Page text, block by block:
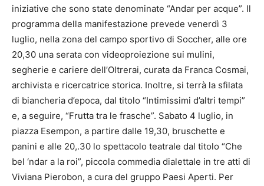
iniziative che sono state denominate “Andar per acque”. Il
programma della manifestazione prevede venerdì 3
luglio, nella zona del campo sportivo di Soccher, alle ore
20,30 una serata con videoproiezione sui mulini,
segherie e cariere dell’Oltrerai, curata da Franca Cosmai,
archivista e ricercatrice storica. Inoltre, si terrà la sfilata
di biancheria d’epoca, dal titolo “Intimissimi d’altri tempi”
e, a seguire, “Frutta tra le frasche”. Sabato 4 luglio, in
piazza Esempon, a partire dalle 19,30, bruschette e
panini e alle 20,.30 lo spettacolo teatrale dal titolo “Che
bel ‘ndar a la roi”, piccola commedia dialettale in tre atti di
Viviana Pierobon, a cura del gruppo Paesi Aperti. Per